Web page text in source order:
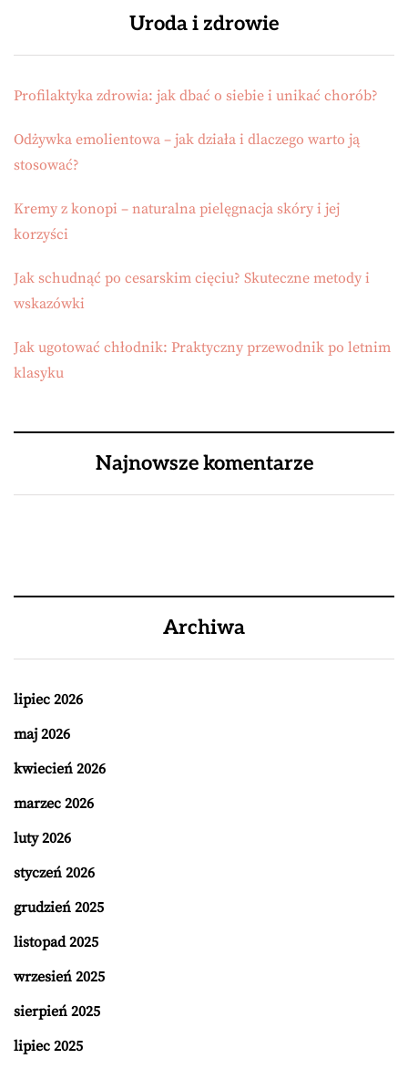
Uroda i zdrowie
Profilaktyka zdrowia: jak dbać o siebie i unikać chorób?
Odżywka emolientowa – jak działa i dlaczego warto ją
stosować?
Kremy z konopi – naturalna pielęgnacja skóry i jej
korzyści
Jak schudnąć po cesarskim cięciu? Skuteczne metody i
wskazówki
Jak ugotować chłodnik: Praktyczny przewodnik po letnim
klasyku
Najnowsze komentarze
Archiwa
lipiec 2026
maj 2026
kwiecień 2026
marzec 2026
luty 2026
styczeń 2026
grudzień 2025
listopad 2025
wrzesień 2025
sierpień 2025
lipiec 2025